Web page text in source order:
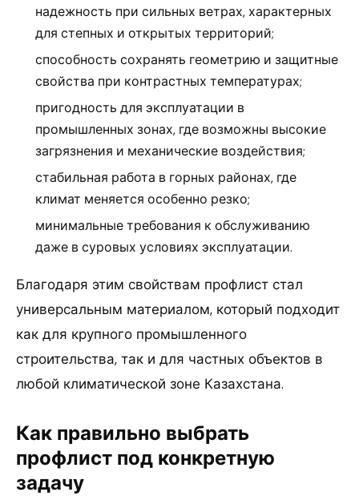
надежность при сильных ветрах, характерных
для степных и открытых территорий;
способность сохранять геометрию и защитные
свойства при контрастных температурах;
пригодность для эксплуатации в
промышленных зонах, где возможны высокие
загрязнения и механические воздействия;
стабильная работа в горных районах, где
климат меняется особенно резко;
минимальные требования к обслуживанию
даже в суровых условиях эксплуатации.
Благодаря этим свойствам профлист стал
универсальным материалом, который подходит
как для крупного промышленного
строительства, так и для частных объектов в
любой климатической зоне Казахстана.
Как правильно выбрать
профлист под конкретную
задачу